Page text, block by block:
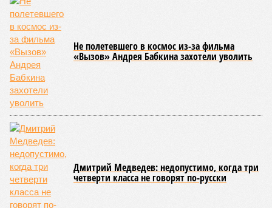
мобилизации подрядчиков. При том, что до «декабря 2026»
осталось менее полугода.
Если в «Сказочном лесу» техзаказчик публично
отчитывался о поэтапной готовности – 90%, затем 97%, с
конкретными инженерными работами (усиление
монолитных конструкций, устранение проектных ошибок) –
то по «Станции Л» подобной публичной отчётности
дольщики не видят. Ни Capital Group, ни кураторы
строительства не подтверждают ни соблюдения графика
строительства, ни объёма фактически выполненных работ.
Напрашивается закономерный вопрос: если
декларируемая «Capital Group модель (достраивать
проблемные объекты SSD») сработала на
Лосиноостровской, почему она не масштабируется на